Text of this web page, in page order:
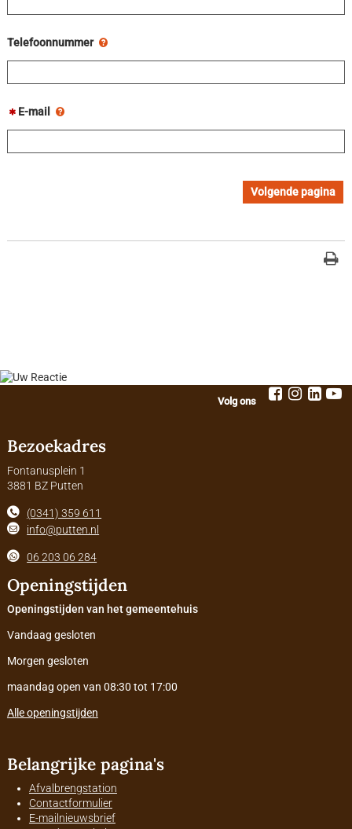
Telefoonnummer
E-mail
Volg ons
Bezoekadres
Fontanusplein 1
3881 BZ Putten
(0341) 359 611
info@putten.nl
06 203 06 284
Openingstijden
Openingstijden van het gemeentehuis
Vandaag gesloten
Morgen gesloten
maandag open van 08:30 tot 17:00
Alle openingstijden
Belangrijke pagina's
Afvalbrengstation
Contactformulier
E-mailnieuwsbrief